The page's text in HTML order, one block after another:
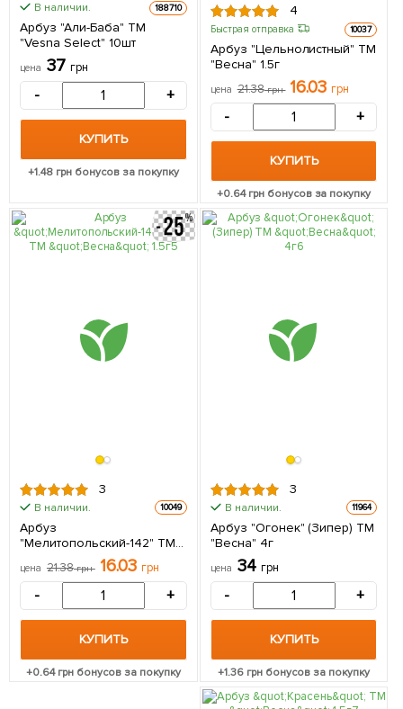
В наличии. 188710
Арбуз "Али-Баба" ТМ
"Vesna Select" 10шт
цена 37 грн
- +
КУПИТЬ
+1.48 грн бонусов за покупку
4
Быстрая отправка 10037
Арбуз "Цельнолистный" ТМ
"Весна" 1.5г
цена 21.38грн 16.03 грн
- +
КУПИТЬ
+0.64грн бонусов за покупку
3
В наличии. 10049
Арбуз
"Мелитопольский-142" ТМ
цена 21.38грн 16.03 грн
- +
КУПИТЬ
+0.64грн бонусов за покупку
3
В наличии. 11964
Арбуз "Огонек" (Зипер) ТМ
"Весна" 4г
цена 34 грн
- +
КУПИТЬ
+1.36 грн бонусов за покупку